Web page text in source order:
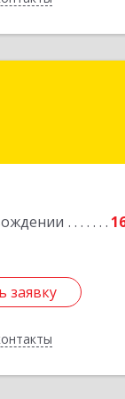
заявку
заявку